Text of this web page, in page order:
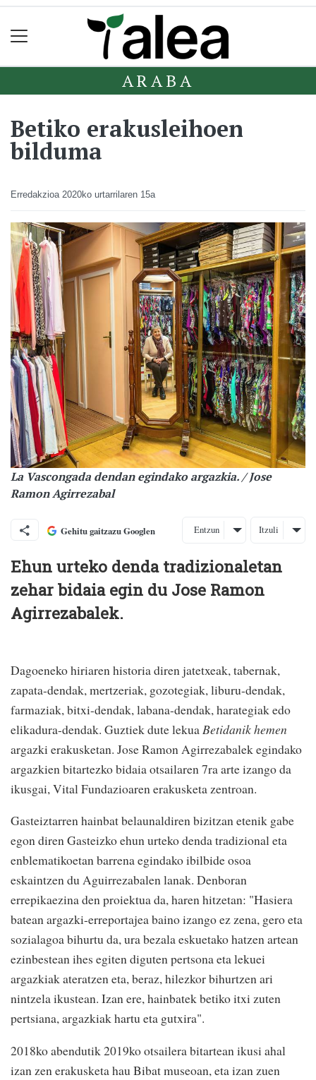
ARABA
Betiko erakusleihoen
bilduma
Erredakzioa 2020ko urtarrilaren 15a
La Vascongada dendan egindako argazkia. / Jose
Ramon Agirrezabal
Gehitu gaitzazu Googlen Entzun Itzuli
Ehun urteko denda tradizionaletan
zehar bidaia egin du Jose Ramon
Agirrezabalek.
Dagoeneko hiriaren historia diren jatetxeak, tabernak,
zapata-dendak, mertzeriak, gozotegiak, liburu-dendak,
farmaziak, bitxi-dendak, labana-dendak, harategiak edo
elikadura-dendak. Guztiek dute lekua Betidanik hemen
argazki erakusketan. Jose Ramon Agirrezabalek egindako
argazkien bitartezko bidaia otsailaren 7ra arte izango da
ikusgai, Vital Fundazioaren erakusketa zentroan.
Gasteiztarren hainbat belaunaldiren bizitzan etenik gabe
egon diren Gasteizko ehun urteko denda tradizional eta
enblematikoetan barrena egindako ibilbide osoa
eskaintzen du Aguirrezabalen lanak. Denboran
errepikaezina den proiektua da, haren hitzetan: "Hasiera
batean argazki-erreportajea baino izango ez zena, gero eta
sozialagoa bihurtu da, ura bezala eskuetako hatzen artean
ezinbestean ihes egiten diguten pertsona eta lekuei
argazkiak ateratzen eta, beraz, hilezkor bihurtzen ari
nintzela ikustean. Izan ere, hainbatek betiko itxi zuten
pertsiana, argazkiak hartu eta gutxira".
2018ko abendutik 2019ko otsailera bitartean ikusi ahal
izan zen erakusketa hau Bibat museoan, eta izan zuen